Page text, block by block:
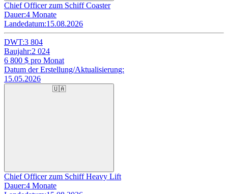
Chief Officer zum Schiff Coaster
Dauer:4 Monate
Landedatum:15.08.2026
DWT:3 804
Baujahr:2 024
6 800 $ pro Monat
Datum der Erstellung/Aktualisierung:
15.05.2026
🇺🇦
Chief Officer zum Schiff Heavy Lift
Dauer:4 Monate